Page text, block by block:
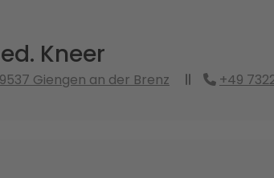
Kneer
Giengen an der Brenz +49